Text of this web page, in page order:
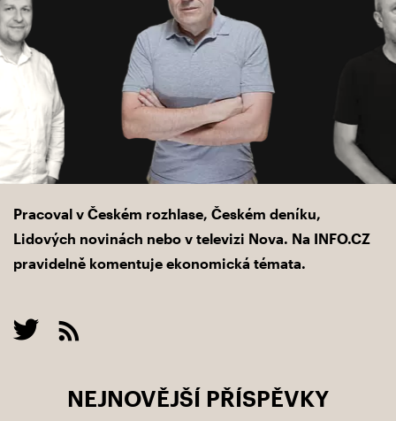
Pracoval v Českém rozhlase, Českém deníku,
Lidových novinách nebo v televizi Nova. Na INFO.CZ
pravidelně komentuje ekonomická témata.
NEJNOVĚJŠÍ PŘÍSPĚVKY